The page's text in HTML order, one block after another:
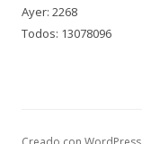
Ayer: 2268
Todos: 13078096